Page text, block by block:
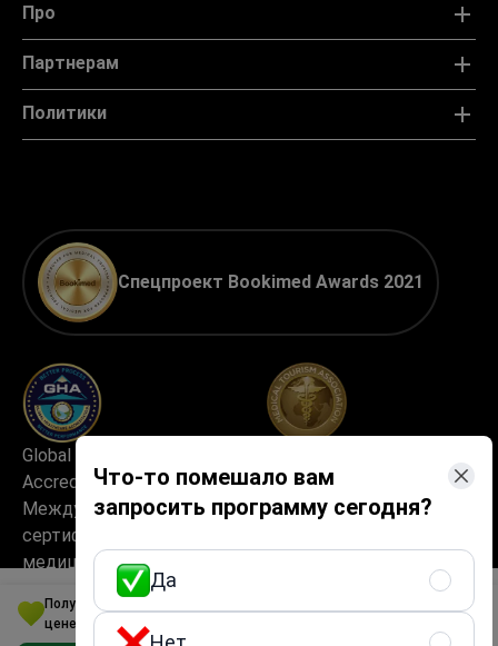
Получите программу лечения болезни Паркинсона по лучшей
цене в США
Что-то помешало вам
запросить программу сегодня?
Да
Про
Партнерам
Политики
Спецпроект Bookimed Awards 2021
Global Healthcare
Accreditation (GHA) —
Международная
сертификация в сфере
медицинского туризма
медицинского туризма